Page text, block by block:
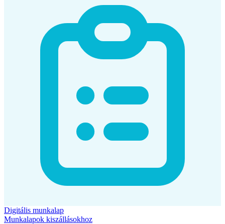
Digitális munkalap
Munkalapok kiszállásokhoz